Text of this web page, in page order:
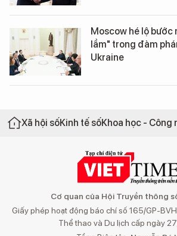
Moscow hé lộ bước
lầm" trong đàm
Ukraine
Xã hội sốKinh tế sốKhoa học - Công
Cơ quan của Hội Truyền thông
Giấy phép hoạt động báo chí số 165/GP-
Thể thao và Du lịch cấp ngày